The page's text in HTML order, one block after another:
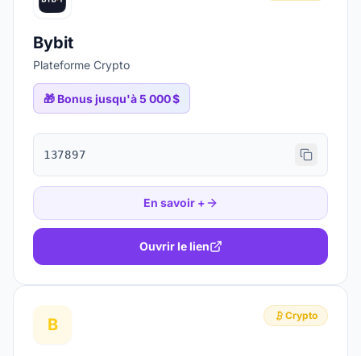
Bybit
Plateforme Crypto
🎁 Bonus jusqu'à 5 000 $
137897
En savoir +
Ouvrir le lien
B Crypto